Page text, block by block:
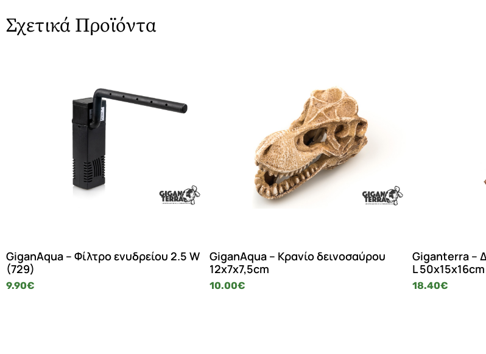
Σχετικά Προϊόντα
GiganAqua – Φίλτρο ενυδρείου 2.5 W
(729)
9.90€
GiganAqua – Κρανίο δεινοσαύρου
12x7x7,5cm
10.00€
Giganterra –
L 50x15x16cm
18.40€